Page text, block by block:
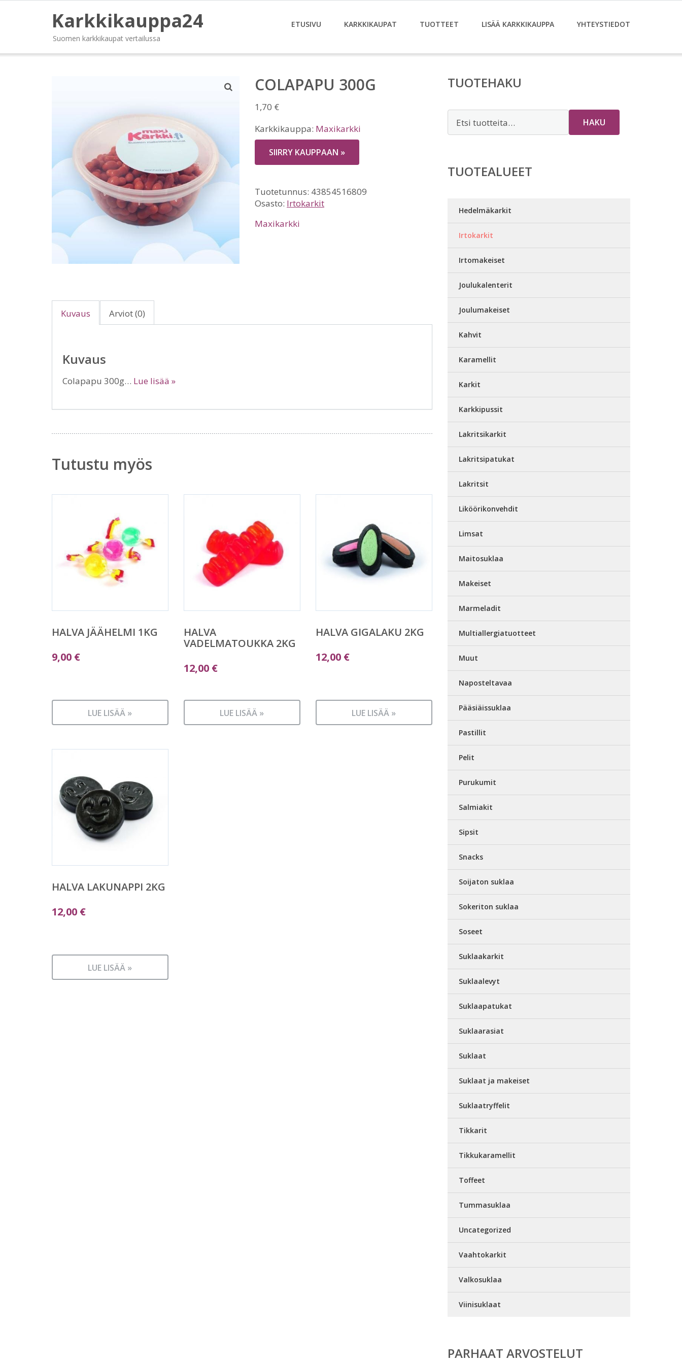
Karkkikauppa24
Suomen karkkikaupat vertailussa
ETUSIVU KARKKIKAUPAT TUOTTEET LISÄÄ KARKKIKAUPPA YHTEYSTIEDOT
COLAPAPU 300G
1,70 €
Karkkikauppa: Maxikarkki
SIIRRY KAUPPAAN »
Tuotetunnus: 43854516809
Osasto: Irtokarkit
Maxikarkki
Kuvaus Arviot (0)
Kuvaus
Colapapu 300g… Lue lisää »
Tutustu myös
HALVA JÄÄHELMI 1KG
9,00 €
LUE LISÄÄ »
HALVA
VADELMATOUKKA 2KG
12,00 €
LUE LISÄÄ »
HALVA GIGALAKU 2KG
12,00 €
LUE LISÄÄ »
HALVA LAKUNAPPI 2KG
12,00 €
LUE LISÄÄ »
TUOTEHAKU
HAKU
TUOTEALUEET
Hedelmäkarkit
Irtokarkit
Irtomakeiset
Joulukalenterit
Joulumakeiset
Kahvit
Karamellit
Karkit
Karkkipussit
Lakritsikarkit
Lakritsipatukat
Lakritsit
Liköörikonvehdit
Limsat
Maitosuklaa
Makeiset
Marmeladit
Multiallergiatuotteet
Muut
Naposteltavaa
Pääsiäissuklaa
Pastillit
Pelit
Purukumit
Salmiakit
Sipsit
Snacks
Soijaton suklaa
Sokeriton suklaa
Soseet
Suklaakarkit
Suklaalevyt
Suklaapatukat
Suklaarasiat
Suklaat
Suklaat ja makeiset
Suklaatryffelit
Tikkarit
Tikkukaramellit
Toffeet
Tummasuklaa
Uncategorized
Vaahtokarkit
Valkosuklaa
Viinisuklaat
PARHAAT ARVOSTELUT